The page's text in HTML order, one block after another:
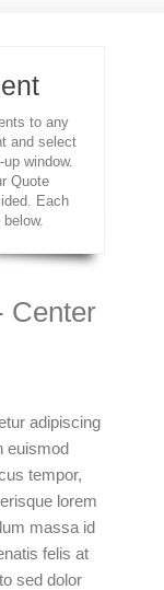
to any
and select
window.
Quote
Each
Center
adipiscing
euismod
tempor,
lorem
massa id
felis at
sed dolor